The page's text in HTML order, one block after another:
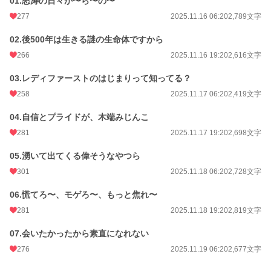
277 2025.11.16 06:202,789文字
02.後500年は生きる謎の生命体ですから
266 2025.11.16 19:202,616文字
03.レディファーストのはじまりって知ってる？
258 2025.11.17 06:202,419文字
04.自信とプライドが、木端みじんこ
281 2025.11.17 19:202,698文字
05.湧いて出てくる偉そうなやつら
301 2025.11.18 06:202,728文字
06.慌てろ〜、モゲろ〜、もっと焦れ〜
281 2025.11.18 19:202,819文字
07.会いたかったから素直になれない
276 2025.11.19 06:202,677文字